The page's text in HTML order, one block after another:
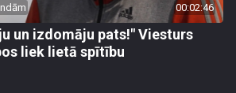
00:02:46
un izdomāju pats!" Viesturs
liek lietā spītību